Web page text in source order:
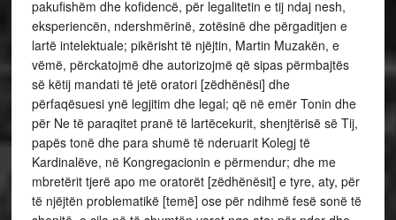
pakufishëm dhe kofidencë, për legalitetin e tij ndaj nesh,
eksperiencën, ndershmërinë, zotësinë dhe përgaditjen e
lartë intelektuale; pikërisht të njëjtin, Martin Muzakën, e
vëmë, përckatojmë dhe autorizojmë që sipas përmbajtës
së këtij mandati të jetë oratori [zëdhënësi] dhe
përfaqësuesi ynë legjitim dhe legal; që në emër Tonin dhe
për Ne të paraqitet pranë të lartëcekurit, shenjtërisë së Tij,
papës tonë dhe para shumë të nderuarit Kolegj të
Kardinalëve, në Kongregacionin e përmendur; dhe me
mbretërit tjerë apo me oratorët [zëdhënësit] e tyre, aty, për
të njëjtën problematikë [temë] ose për ndihmë fesë sonë të